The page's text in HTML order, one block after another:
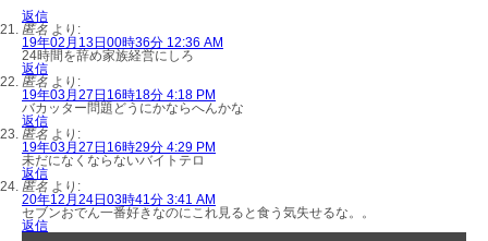
返信
匿名 より:
19年02月13日00時36分 12:36 AM
24時間を辞め家族経営にしろ
返信
匿名 より:
19年03月27日16時18分 4:18 PM
バカッター問題どうにかならへんかな
返信
匿名 より:
19年03月27日16時29分 4:29 PM
未だになくならないバイトテロ
返信
匿名 より:
20年12月24日03時41分 3:41 AM
セブンおでん一番好きなのにこれ見ると食う気失せるな。。
返信